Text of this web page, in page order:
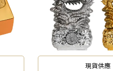
現貨供應